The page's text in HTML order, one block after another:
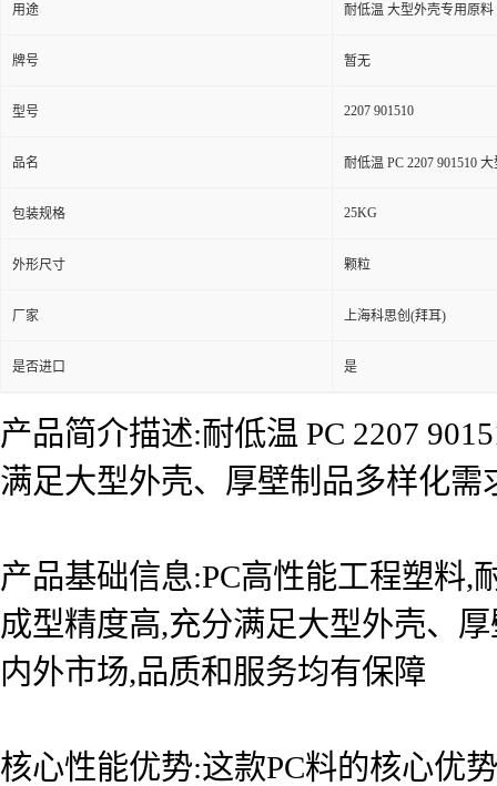
用途 耐低温 大型外壳专用原料
牌号 暂无
型号 2207 901510
品名 耐低温 PC 2207 901510
包装规格 25KG
外形尺寸 颗粒
厂家 上海科思创(拜耳)
是否进口 是
产品简介描述:耐低温 PC 2207
满足大型外壳、厚壁制品多样化需
产品基础信息:PC高性能工程塑料,
成型精度高,充分满足大型外壳、
内外市场,品质和服务均有保障
核心性能优势:这款PC料的核心优